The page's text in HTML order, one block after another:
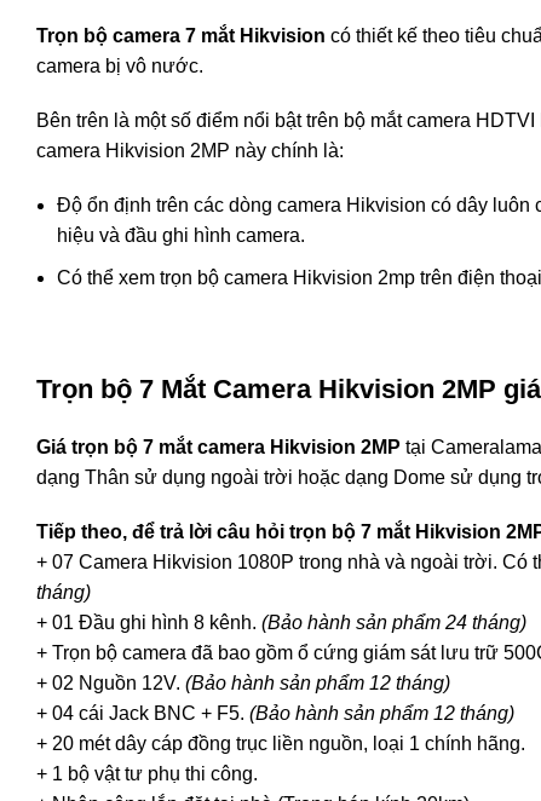
Trọn bộ camera 7 mắt Hikvision có thiết kế theo tiêu
camera bị vô nước.
Bên trên là một số điểm nổi bật trên bộ mắt camera
camera Hikvision 2MP này chính là:
Độ ổn định trên các dòng camera Hikvision có dây
hiệu và đầu ghi hình camera.
Có thể xem trọn bộ camera Hikvision 2mp trên điện
Trọn bộ 7 Mắt Camera Hikvision 2MP
Giá trọn bộ 7 mắt camera Hikvision 2MP tại
dạng Thân sử dụng ngoài trời hoặc dạng Dome sử dụng
Tiếp theo, để trả lời câu hỏi trọn bộ 7 mắt Hikvision
+ 07 Camera Hikvision 1080P trong nhà và ngoài trời. Có
tháng)
+ 01 Đầu ghi hình 8 kênh. (Bảo hành sản phẩm 24 tháng)
+ Trọn bộ camera đã bao gồm ổ cứng giám sát lưu trữ
+ 02 Nguồn 12V. (Bảo hành sản phẩm 12 tháng)
+ 04 cái Jack BNC + F5. (Bảo hành sản phẩm 12 tháng)
+ 20 mét dây cáp đồng trục liền nguồn, loại 1 chính hãng.
+ 1 bộ vật tư phụ thi công.